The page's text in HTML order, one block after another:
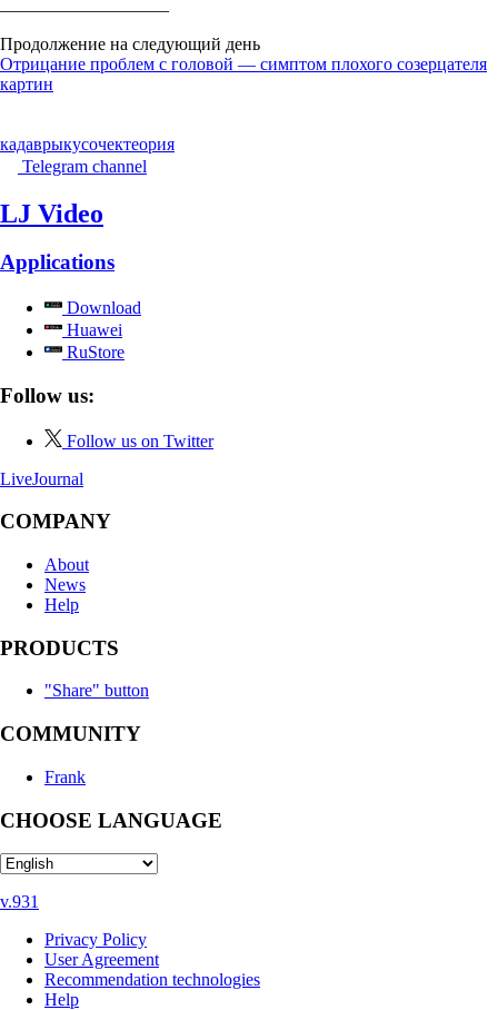
Продолжение на следующий день
Отрицание проблем с головой — симптом плохого созерцателя
картин
кадаврыкусочектеория
Telegram channel
LJ Video
Applications
Download
Huawei
RuStore
Follow us:
Follow us on Twitter
LiveJournal
COMPANY
About
News
Help
PRODUCTS
"Share" button
COMMUNITY
Frank
CHOOSE LANGUAGE
v.931
Privacy Policy
User Agreement
Recommendation technologies
Help